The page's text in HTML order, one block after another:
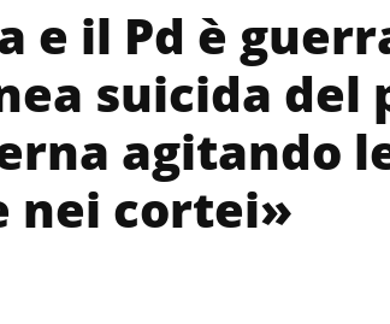
e il Pd è
suicida del
agitando
nei cortei»